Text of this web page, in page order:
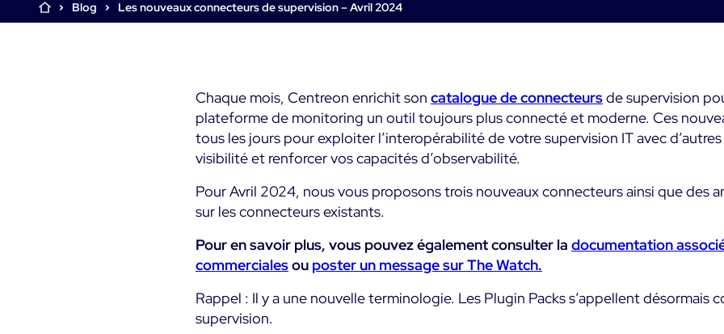
Monitoring - Démo
Centreon Experience
Monitoring - Essai Gratuit
Commencez votre essai
maintenant
Fonctionnalités
Maîtrise des
intégrée
Monitoring - Démo
Centreon Experience
Monitoring - Essai Gratuit
Commencez votre essai
maintenant
Conteneurs
Supervision réseau
Tous
Public
Toutes
Infra Monitoring
Essayez Centreon gratuitement
Documentation
d’utilisateurs Centreon
Blog Les nouveaux connecteurs de supervision – Avril 2024
Chaque mois, Centreon enrichit son catalogue de connecteursde supervision
plateforme de monitoring un outil toujours plus connecté et moderne. Ces
tous les jours pour exploiter l’interopérabilité de votre supervision IT avec
visibilité et renforcer vos capacités d’observabilité.
Pour Avril 2024, nous vous proposons trois nouveaux connecteurs ainsi que des
sur les connecteurs existants.
Pour en savoir plus, vous pouvez également consulter la documentation
commercialesou poster un message sur The Watch.
Rappel : Il y a une nouvelle terminologie. Les Plugin Packs s’appellent désormais
supervision.